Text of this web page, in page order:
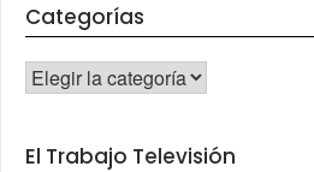
Categorías
CATEGORÍAS
El Trabajo Televisión